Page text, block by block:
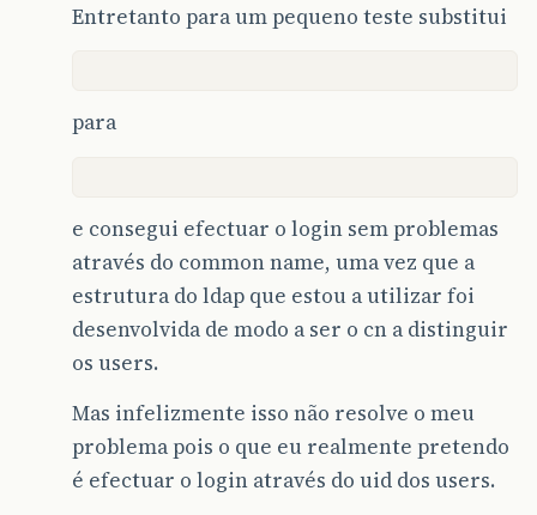
Entretanto para um pequeno teste substitui
para
e consegui efectuar o login sem problemas
através do common name, uma vez que a
estrutura do ldap que estou a utilizar foi
desenvolvida de modo a ser o cn a distinguir
os users.
Mas infelizmente isso não resolve o meu
problema pois o que eu realmente pretendo
é efectuar o login através do uid dos users.